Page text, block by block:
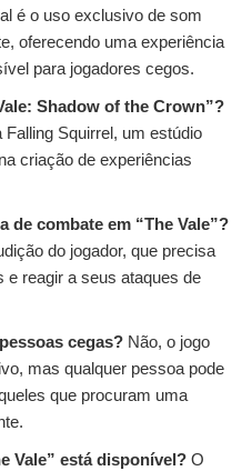
é o uso exclusivo de som
oferecendo uma experiência
para jogadores cegos.
Shadow of the Crown”?
Squirrel, um estúdio
criação de experiências
de combate em “The Vale”?
do jogador, que precisa
e reagir a seus ataques de
cegas? Não, o jogo
mas qualquer pessoa pode
que procuram uma
Vale” está disponível? O